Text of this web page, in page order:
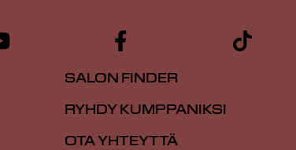
SALON FINDER
RYHDY KUMPPANIKSI
OTA YHTEYTTÄ